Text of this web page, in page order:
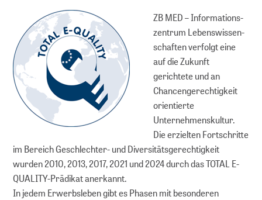
ZB MED – Infor­mations­
zentrum Lebens­wissen­
schaften verfolgt eine
auf die Zukunft
gerichtete und an
Chancengerechtigkeit
orientierte
Unternehmenskultur.
Die erzielten Fortschritte
im Bereich Geschlechter- und Diversitätsgerechtigkeit
wurden 2010, 2013, 2017, 2021 und 2024 durch das TOTAL E-
QUALITY-Prädikat anerkannt.
In jedem Erwerbsleben gibt es Phasen mit besonderen